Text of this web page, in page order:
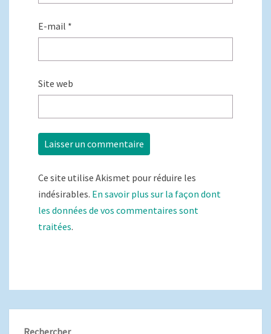
E-mail *
Site web
Ce site utilise Akismet pour réduire les
indésirables. En savoir plus sur la façon dont
les données de vos commentaires sont
traitées.